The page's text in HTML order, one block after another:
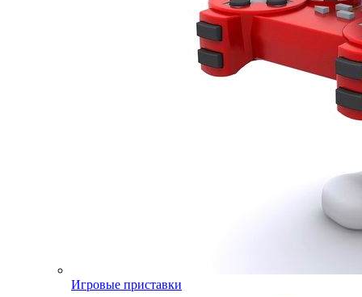
Игровые приставки